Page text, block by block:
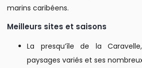
marins caribéens.
Meilleurs sites et saisons
La presqu’île de la
paysages variés et ses